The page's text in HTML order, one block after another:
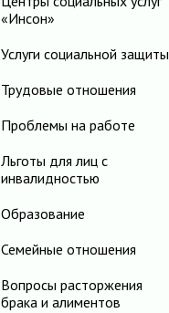
«Инсон»
Услуги социальной защиты
Трудовые отношения
Проблемы на работе
Льготы для лиц с
инвалидностью
Образование
Семейные отношения
Вопросы расторжения
брака и алиментов